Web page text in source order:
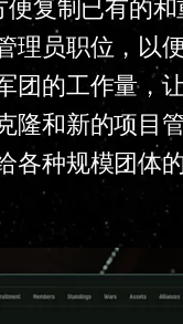
便复制已有的
理员职位，以
团的工作量，
隆和新的项目
各种规模团体